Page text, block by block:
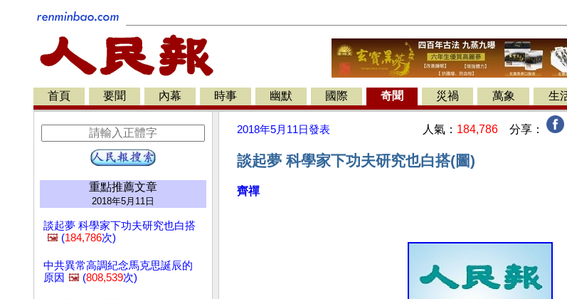
首頁 要聞 內幕 時事 幽默 國際 奇聞 災禍 萬象 生
重點推薦文章
2018年5月11日
談起夢 科學家下功夫研究也白搭
🖼️ (184,786次)
中共異常高調紀念馬克思誕辰的
原因 🖼️ (808,539次)
2018年5月11日發表 人氣： 184,786 分享：
談起夢 科學家下功夫研究也白搭(圖)
齊禪